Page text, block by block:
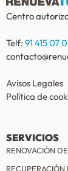
Centro
Telf: 91 415 07
Avisos Legales
Política de
SERVICIOS
RENOVACIÓN